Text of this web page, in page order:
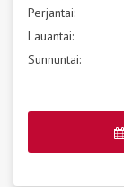
Perjantai:
Lauantai:
Sunnuntai: